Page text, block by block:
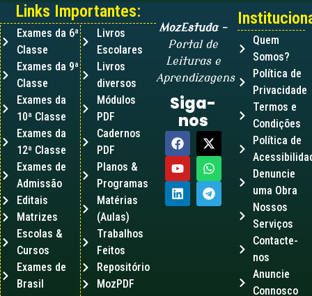
MozEstuda–
Portal de
Leituras e
Aprendizagens
Siga-
nos
Quem
Somos?
Política de
Privacidade
Termos e
Condições
Política de
Denuncie
uma Obra
Nossos
Serviços
Contacte-
nos
Anuncie
Connosco
Links Importantes:
Exames da 6ª
Classe
Exames da 9ª
Classe
Exames da
10ª Classe
Exames da
12ª Classe
Exames de
Admissão
Editais
Matrizes
Escolas &
Cursos
Exames de
Brasil
Livros
Escolares
Livros
diversos
Módulos
PDF
Cadernos
PDF
Planos &
Programas
Matérias
(Aulas)
Trabalhos
Feitos
Repositório
MozPDF